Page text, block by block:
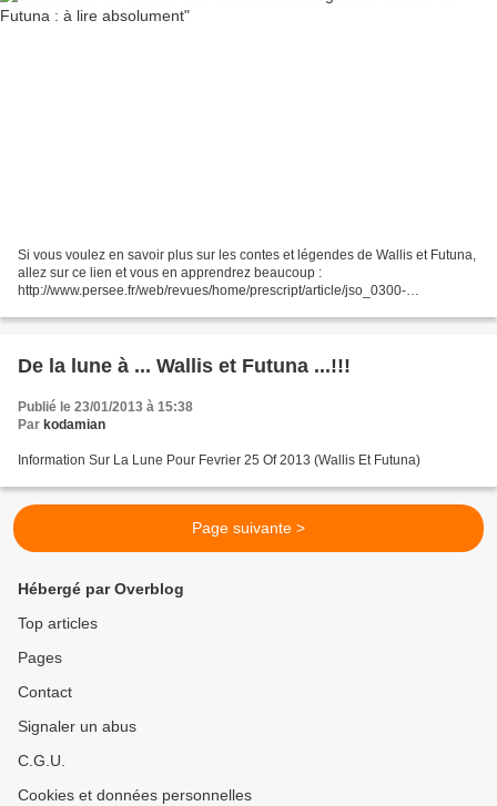
Si vous voulez en savoir plus sur les contes et légendes de Wallis et Futuna,
allez sur ce lien et vous en apprendrez beaucoup :
http://www.persee.fr/web/revues/home/prescript/article/jso_0300-
De la lune à ... Wallis et Futuna ...!!!
Publié le 23/01/2013 à 15:38
Par kodamian
Information Sur La Lune Pour Fevrier 25 Of 2013 (Wallis Et Futuna)
Page suivante >
Hébergé par Overblog
Top articles
Pages
Contact
Signaler un abus
C.G.U.
Cookies et données personnelles